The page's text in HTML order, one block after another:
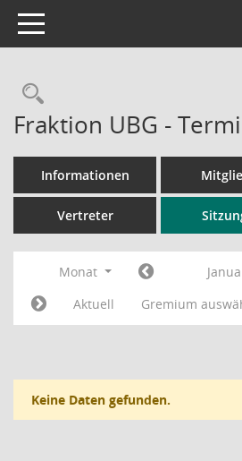
Toggle navigation
Rechercheauswahl
Fraktion UBG -
Informationen
Vertreter
Monat
Aktuell
Gremium
Keine Daten gefunden.